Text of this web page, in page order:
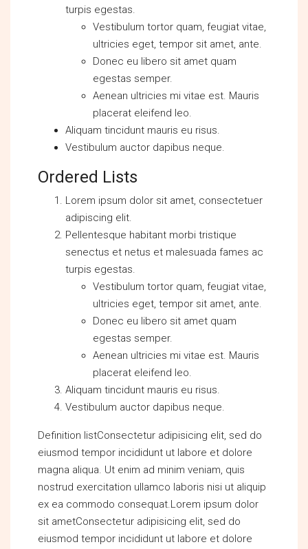
turpis egestas.
Vestibulum tortor quam, feugiat vitae,
ultricies eget, tempor sit amet, ante.
Donec eu libero sit amet quam
egestas semper.
Aenean ultricies mi vitae est. Mauris
placerat eleifend leo.
Aliquam tincidunt mauris eu risus.
Vestibulum auctor dapibus neque.
Ordered Lists
Lorem ipsum dolor sit amet, consectetuer
adipiscing elit.
Pellentesque habitant morbi tristique
senectus et netus et malesuada fames ac
turpis egestas.
Vestibulum tortor quam, feugiat vitae,
ultricies eget, tempor sit amet, ante.
Donec eu libero sit amet quam
egestas semper.
Aenean ultricies mi vitae est. Mauris
placerat eleifend leo.
Aliquam tincidunt mauris eu risus.
Vestibulum auctor dapibus neque.
Definition listConsectetur adipisicing elit, sed do
eiusmod tempor incididunt ut labore et dolore
magna aliqua. Ut enim ad minim veniam, quis
nostrud exercitation ullamco laboris nisi ut aliquip
ex ea commodo consequat.Lorem ipsum dolor
sit ametConsectetur adipisicing elit, sed do
eiusmod tempor incididunt ut labore et dolore